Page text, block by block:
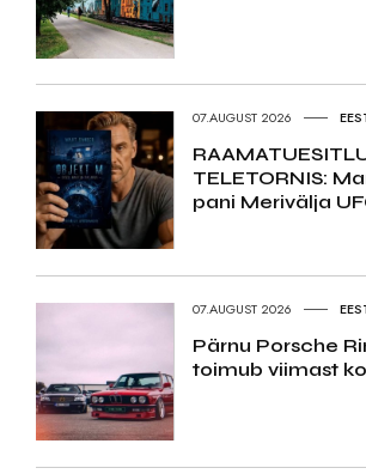
07.AUGUST 2026
TELETORNIS:
pani Merivälja
07.AUGUST 2026
Pärnu Porsche
toimub viimast